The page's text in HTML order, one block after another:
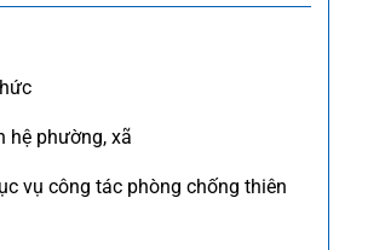
hệ phường, xã
vụ công tác phòng chống thiên